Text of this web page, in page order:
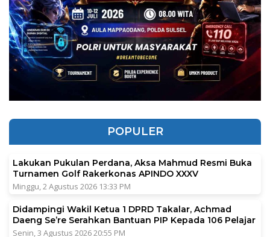
POPULER
Lakukan Pukulan Perdana, Aksa Mahmud Resmi Buka
Turnamen Golf Rakerkonas APINDO XXXV
Minggu, 2 Agustus 2026 13:33 PM
Didampingi Wakil Ketua 1 DPRD Takalar, Achmad
Daeng Se’re Serahkan Bantuan PIP Kepada 106 Pelajar
Senin, 3 Agustus 2026 20:55 PM